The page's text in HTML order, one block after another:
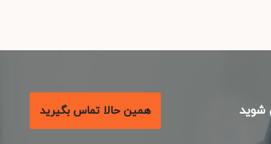
همین حالا تماس بگیرید